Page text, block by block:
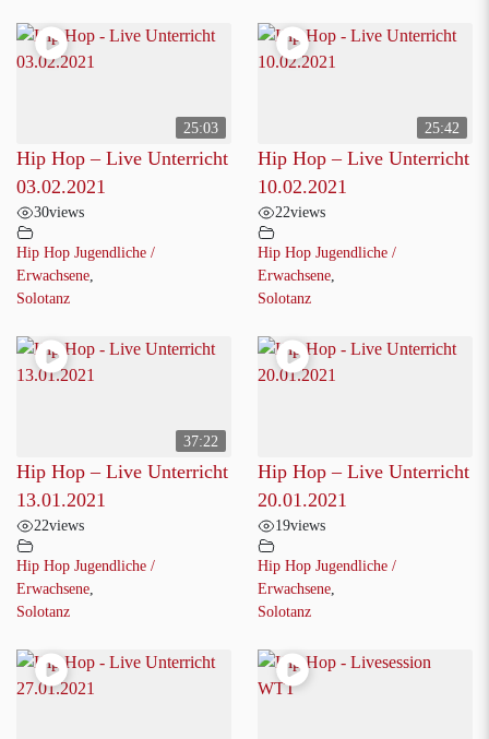
25:03
Hip Hop – Live Unterricht
03.02.2021
30views
Hip Hop Jugendliche /
Erwachsene
Solotanz
25:42
Hip Hop – Live Unterricht
10.02.2021
22views
Hip Hop Jugendliche /
Erwachsene
Solotanz
37:22
Hip Hop – Live Unterricht
13.01.2021
22views
Hip Hop Jugendliche /
Erwachsene
Solotanz
Hip Hop – Live Unterricht
20.01.2021
19views
Hip Hop Jugendliche /
Erwachsene
Solotanz